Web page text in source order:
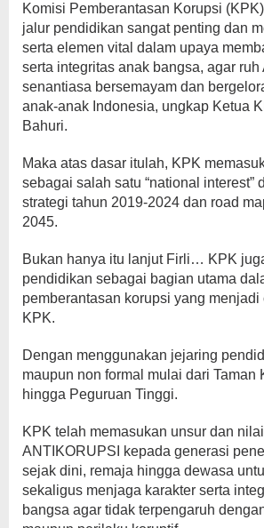
Komisi Pemberantasan Korupsi
jalur pendidikan sangat penting dan
serta elemen vital dalam upaya
serta integritas anak bangsa, agar ruh
senantiasa bersemayam dan
anak-anak Indonesia, ungkap Ketua
Bahuri.
Maka atas dasar itulah, KPK
sebagai salah satu “national interest”
strategi tahun 2019-2024 dan road
2045.
Bukan hanya itu lanjut Firli… KPK
pendidikan sebagai bagian utama
pemberantasan korupsi yang
KPK.
Dengan menggunakan jejaring
maupun non formal mulai dari Taman
hingga Peguruan Tinggi.
KPK telah memasukan unsur dan
ANTIKORUPSI kepada generasi
sejak dini, remaja hingga dewasa
sekaligus menjaga karakter serta
bangsa agar tidak terpengaruh